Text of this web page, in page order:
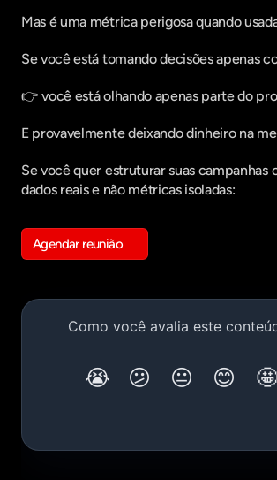
Mas é uma métrica perigosa quando
Se você está tomando decisões apenas
👉 você está olhando apenas parte do
E provavelmente deixando dinheiro na
Se você quer estruturar suas campanhas
dados reais e não métricas isoladas:
Agendar reunião
Get in touch